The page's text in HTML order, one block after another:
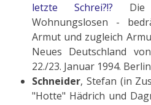
letzte Schrei?!? Die
Wohnungslosen -
Armut und zugleich
Neues Deutschland
22./23. Januar 1994.
Schneider, Stefan (in
"Hotte" Hädrich und